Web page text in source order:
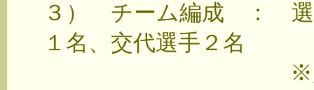
３） チーム編成 ： 選
１名、交代選手２名
※監督・トレ